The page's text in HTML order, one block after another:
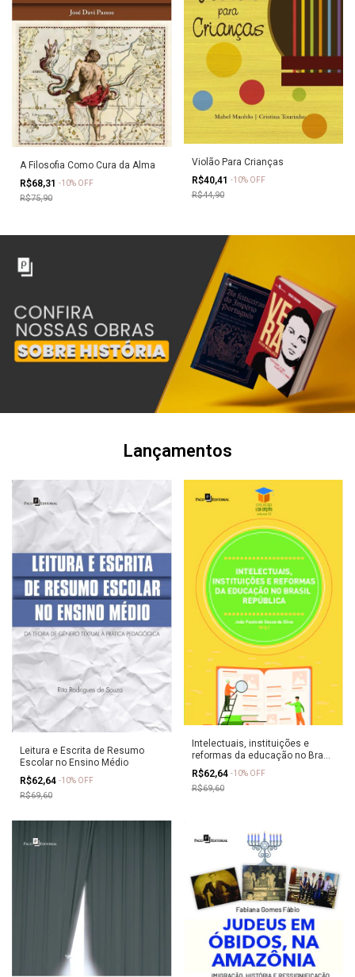
A Filosofia Como Cura da Alma
R$68,31 -10% OFF
R$75,90
Violão Para Crianças
R$40,41 -10% OFF
R$44,90
Lançamentos
Leitura e Escrita de Resumo
Escolar no Ensino Médio
R$62,64 -10% OFF
R$69,60
Intelectuais, instituições e
reformas da educação no Brasil
República
R$62,64 -10% OFF
R$69,60